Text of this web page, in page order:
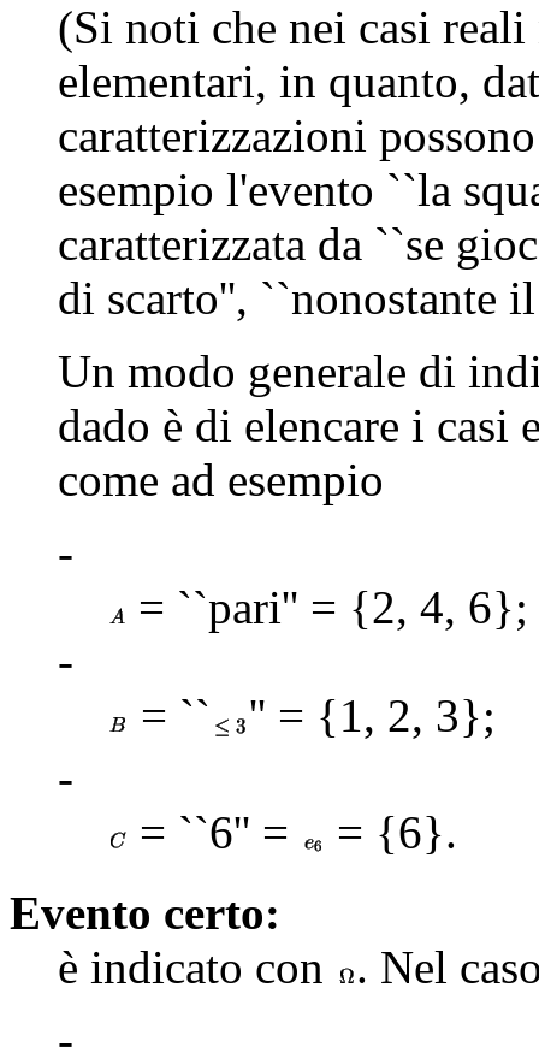
(Si noti che nei casi
elementari, in quanto,
caratterizzazioni
esempio l'evento ``la
caratterizzata da ``se
di scarto'', ``nonostante
Un modo generale di
dado è di elencare i casi
come ad esempio
-
= ``pari'' = {2, 4, 6};
-
= ``
'' = {1, 2, 3};
-
= ``6'' =
= {6}.
Evento certo:
è indicato con
. Nel
-